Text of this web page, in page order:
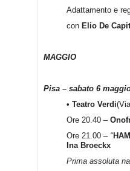
Adattamento e
con Elio De
MAGGIO
Pisa – sabato 6
• Teatro Verdi
Ore 20.40 –
Ore 21.00 – “
Ina Broeckx
Prima assoluta